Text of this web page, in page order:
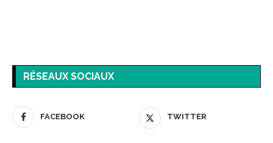
RÉSEAUX SOCIAUX
FACEBOOK TWITTER